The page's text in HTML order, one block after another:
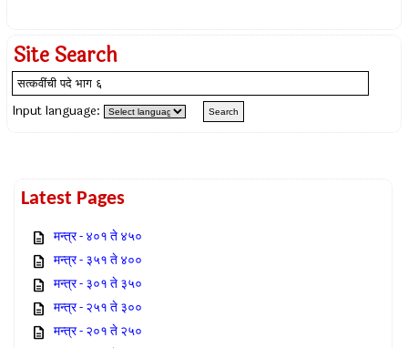
Site Search
Input language:
Latest Pages
मन्त्र - ४०१ ते ४५०
मन्त्र - ३५१ ते ४००
मन्त्र - ३०१ ते ३५०
मन्त्र - २५१ ते ३००
मन्त्र - २०१ ते २५०